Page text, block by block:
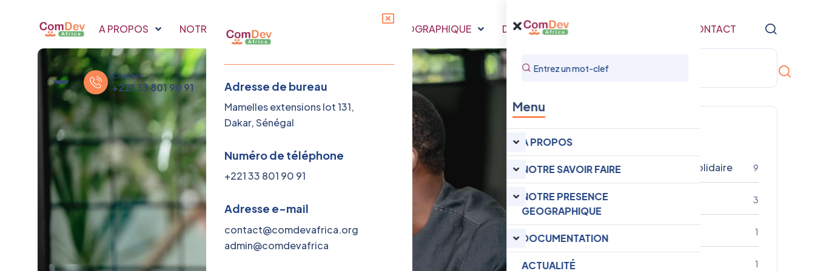
A PROPOS NOTRE SAVOIR FAIRE NOTRE PRESENCE GEOGRAPHIQUE DOCUMENTATION CONTACT
Contact
+221 33 801 90 91
Menu
A PROPOS
NOTRE SAVOIR FAIRE
NOTRE PRESENCE
GEOGRAPHIQUE
DOCUMENTATION
ACTUALITÉ
Adresse de bureau
Mamelles extensions lot 131,
Dakar, Sénégal
Numéro de téléphone
+221 33 801 90 91
Adresse e-mail
contact@comdevafrica.org
admin@comdevafrica
Catégories
Economie sociale et solidaire 9
Plaidoyer 3
1
1